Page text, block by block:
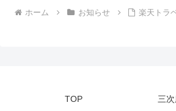
ホーム お知らせ 楽天トラ
TOP 三